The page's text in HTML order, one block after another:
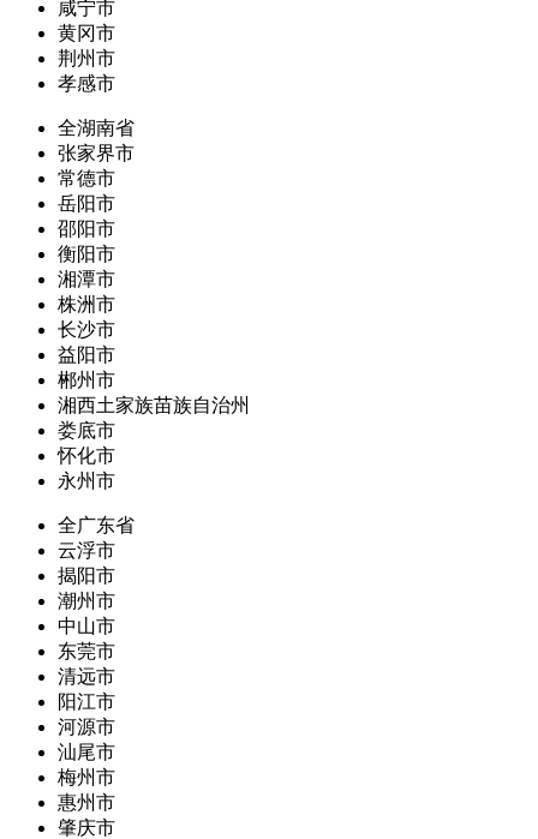
咸宁市
黄冈市
荆州市
孝感市
全湖南省
张家界市
常德市
岳阳市
邵阳市
衡阳市
湘潭市
株洲市
长沙市
益阳市
郴州市
湘西土家族苗族自治州
娄底市
怀化市
永州市
全广东省
云浮市
揭阳市
潮州市
中山市
东莞市
清远市
阳江市
河源市
汕尾市
梅州市
惠州市
肇庆市